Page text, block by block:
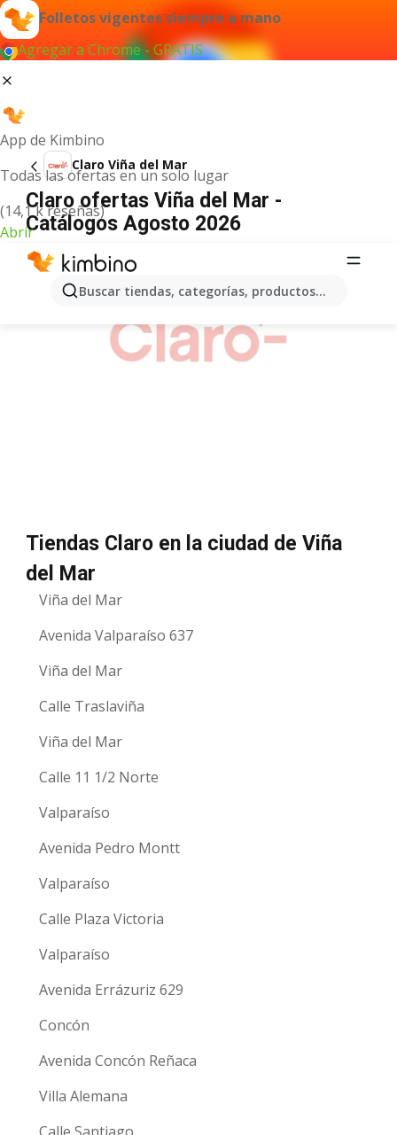
Folletos vigentes siempre a mano
Agregar a Chrome - GRATIS
App de Kimbino
Todas las ofertas en un solo lugar
(14,1 k reseñas)
Abrir
Buscar tiendas, categorías, productos...
Claro Viña del Mar
Claro ofertas Viña del Mar -
Catálogos Agosto 2026
Tiendas Claro en la ciudad de Viña
del Mar
Viña del Mar
Avenida Valparaíso 637
Viña del Mar
Calle Traslaviña
Viña del Mar
Calle 11 1/2 Norte
Valparaíso
Avenida Pedro Montt
Valparaíso
Calle Plaza Victoria
Valparaíso
Avenida Errázuriz 629
Concón
Avenida Concón Reñaca
Villa Alemana